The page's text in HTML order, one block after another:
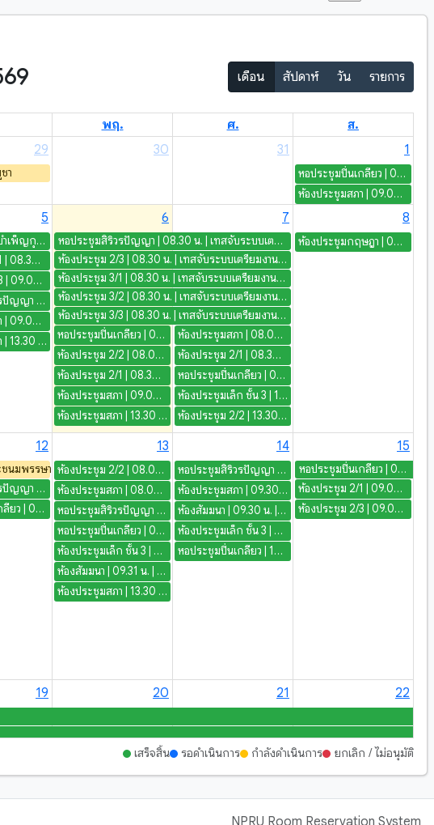
เดือน สัปดาห์ วัน รายการ
พฤ. ศ.
ส.
หัวมหาวชิราลงกรณ บดินทรเทพยวรางกูร
29
า
30 31 1
หอประชุมปิ่นเกลียว | 08.30 น. | อบรมกรรมาธิการผู้นำนักศึกษา ปีการศึกษา 2569
ห้องประชุมสภา | 09.00 น. | ประชุมสภามหาวิทยาลัย ครั้งที่ 9/69
หอประชุมปิ่นเกลียว | 08.00 น. | กิจกรรมบำเพ็ญกุศลสวดอภิธรรม อุทิศถวายพระราชกุศลแด่ สมเด็จพระเจ้าลูกเธอ เจ้าฟ้าพัชรกิติยาภา นเรนทิราเทพยวดี กรมหลวงราชสาริณีสิริพัชร มหาวัชรราชธิดา
5
ห้องประชุม 2/1 | 08.30 น. | โครงการอบรมเชิงปฏิบัติการการเขียนรายงานเพื่อส่งประเมินคุณภาพอาจารย์ PSF
ห้องประชุม 2/3 | 09.00 น. | โครงการอบรมเชิงปฏิบัติการการเขียนรายงานเพื่อส่งประเมินคุณภาพอาจารย์ PSF
หอประชุมสิริวรปัญญา | 09.00 น. | เปิดโลกกิจกรรม
ห้องประชุมสภา | 09.00 น. | ประชุมคณะอนุกรรมการกำกับมาตรฐานหลักสูตร ครั้งที่ 7/2569
ห้องประชุมสภา | 13.30 น. | ประชุมคณะกรรมการสรรหาผู้อำนวยการสำนักศิลปะและวัฒนธรรม 1/69
6
หอประชุมสิริวรปัญญา | 08.30 น. | เทสจับระบบเตรียมงานพระราชทานปริญญาบัตร
ห้องประชุม 2/3 | 08.30 น. | เทสจับระบบเตรียมงานพระราชทานปริญญาบัตร
ห้องประชุม 3/1 | 08.30 น. | เทสจับระบบเตรียมงานพระราชทานปริญญาบัตร
ห้องประชุม 3/2 | 08.30 น. | เทสจับระบบเตรียมงานพระราชทานปริญญาบัตร
ห้องประชุม 3/3 | 08.30 น. | เทสจับระบบเตรียมงานพระราชทานปริญญาบัตร
หอประชุมปิ่นเกลียว | 00.00 น. | เตรียมงาน: จัดเตรียมสถานที่ - โครงการรักแม่เท่าฟ้า
ห้องประชุม 2/2 | 08.00 น. | เทสจับระบบเตรียมงานพระราชทานปริญญาบัตร
ห้องประชุม 2/1 | 08.30 น. | เทสจับระบบเตรียมงานพระราชทานปริญญาบัตร
ห้องประชุมสภา | 09.00 น. | คณะกรรมการทบทวนฯ
ห้องประชุมสภา | 13.30 น. | ประชุมคณะกรรมการบริหารมหาวิทยาลัย ครั้งที่ 14/2569
7
ห้องประชุมสภา | 08.00 น. | ประชุมกรรมการบริหารวิชาการ ครั้งที่ 8/2569
ห้องประชุม 2/1 | 08.30 น. | โครงการพัฒนาคุณภาพและจัดการการเรียนการสอน-สาขาวิชาภาษาอังกฤษ ค.บ. กิจกรรมที่ 3 การอบรมเชิงปฏิบัติการเขียนบทความหรือนำเสนอบทความวิจัย
หอประชุมปิ่นเกลียว | 09.00 น. | โครงการรักแม่เท่าฟ้า
ห้องประชุมเล็ก ชั้น 3 | 12.30 น. | ประชุมคณะกรรมการสืบสวนข้อเท็จจริง ครั้งที่ 2/2569
ห้องประชุม 2/2 | 13.30 น. | ประชุมเตรียมความพร้อมงานรับปริญญา
8
ห้องประชุมกฤษฎา | 08.30 น. | Freshy day & night NPRU 2026 (กิจกรรมเก็บตัว นศ.ต้นแบบ)
12
นมพรรษาสมเด็จพระนางเจ้าสิริกิติ์ พระบรมราชินีนาถ พระบรมราชชนนีพันปีหลวง และวันแม่แห่งช
หอประชุมสิริวรปัญญา | 09.00 น. | เตรียมงาน: จัดเตรียมสถานที่ - กิจกรรมประชุมนักศึกษา ไหว้ครู และพิธีประดับเข็มตราสัญลักษณ์ของมหาวิทยาลัยและสาขาวิชา
หอประชุมปิ่นเกลียว | 09.00 น. | สัปดาห์วิทยาศาสตร์
13
ห้องประชุม 2/2 | 08.00 น. | งานสมัชชา (ชมพู่)
ห้องประชุมสภา | 08.00 น. | ประชุมสภาวิชาการ ครั้งที่ 8/2569
หอประชุมสิริวรปัญญา | 08.30 น. | กิจกรรมประชุมนักศึกษา ไหว้ครู และพิธีประดับเข็มตราสัญลักษณ์ของมหาวิทยาลัยและสาขาวิชา
หอประชุมปิ่นเกลียว | 08.30 น. | เตรียมงาน: จัดเตรียมสถานที่ - โครงการบูธแคมป์
ห้องประชุมเล็ก ชั้น 3 | 09.30 น. | ยกร่างกฎหมาย ครั้งที่ 5
ห้องสัมมนา | 09.31 น. | ประชุมคณะกรรมการติดตาม ตรวจสอบฯ ครั้งที่ 7/2569
ห้องประชุมสภา | 13.30 น. | ประชุมคณะอนุกรรมการทุนสนับสนุนการศึกษา
14
หอประชุมสิริวรปัญญา | 08.30 น. | คณะครุฯ
ห้องประชุมสภา | 09.30 น. | ประชุมคณะกรรมการส่งเสริมกิจการมหาวิทยาลัย ครั้งที่ 4/2569
ห้องสัมมนา | 09.30 น. | ประชุมคณะทำงานติดตามเร่งรัดการใช้จ่าย ครั้งที่ 8/2569
ห้องประชุมเล็ก ชั้น 3 | 09.30 น. | พิจารณาการลงโทษ
หอประชุมปิ่นเกลียว | 14.00 น. | เตรียมงาน: ทดสอบระบบภาพ - เสียง - โครงการบูธแคมป์
15
หอประชุมปิ่นเกลียว | 08.30 น. | โครงการบูธแคมป์
ห้องประชุม 2/1 | 09.00 น. | โครงการอบรมเชิงปฏิบัติการการเขียนรายงานเพื่อส่งประเมินคุณภาพอาจารย์ PSF
ห้องประชุม 2/3 | 09.00 น. | โครงการอบรมเชิงปฏิบัติการการเขียนรายงานเพื่อส่งประเมินคุณภาพอาจารย์ PSF
19 20 21 22
เสร็จสิ้น รอดำเนินการ กำลังดำเนินการ ยกเลิก / ไม่อนุมัติ